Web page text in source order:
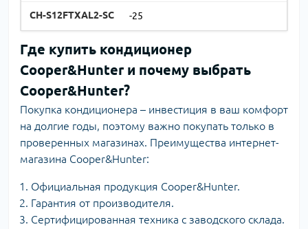
-25
Где купить кондиционер
Cooper&Hunter и почему выбрать
Cooper&Hunter?
Покупка кондиционера – инвестиция в ваш комфорт
на долгие годы, поэтому важно покупать только в
проверенных магазинах. Преимущества интернет-
магазина Cooper&Hunter:
Официальная продукция Cooper&Hunter.
Гарантия от производителя.
Сертифицированная техника с заводского склада.